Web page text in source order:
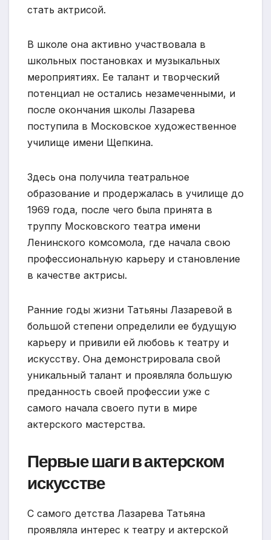
стать актрисой.
В школе она активно участвовала в
школьных постановках и музыкальных
мероприятиях. Ее талант и творческий
потенциал не остались незамеченными, и
после окончания школы Лазарева
поступила в Московское художественное
училище имени Щепкина.
Здесь она получила театральное
образование и продержалась в училище до
1969 года, после чего была принята в
труппу Московского театра имени
Ленинского комсомола, где начала свою
профессиональную карьеру и становление
в качестве актрисы.
Ранние годы жизни Татьяны Лазаревой в
большой степени определили ее будущую
карьеру и привили ей любовь к театру и
искусству. Она демонстрировала свой
уникальный талант и проявляла большую
преданность своей профессии уже с
самого начала своего пути в мире
актерского мастерства.
Первые шаги в актерском
искусстве
С самого детства Лазарева Татьяна
проявляла интерес к театру и актерской